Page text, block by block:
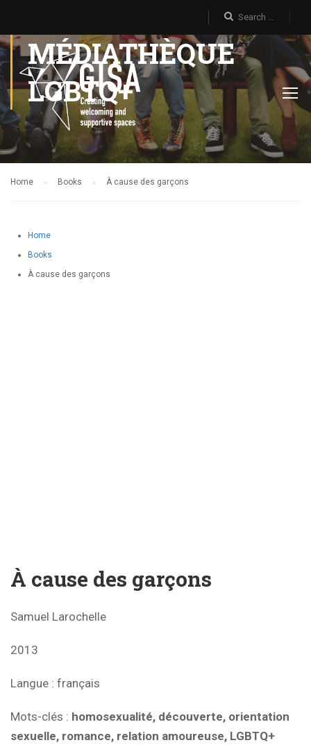
MÉDIATHÈQUE
LGBTQ+
Home Books À cause des garçons
Home
Books
À cause des garçons
À cause des garçons
Samuel Larochelle
2013
Langue : français
Mots-clés : homosexualité, découverte, orientation
sexuelle, romance, relation amoureuse, LGBTQ+